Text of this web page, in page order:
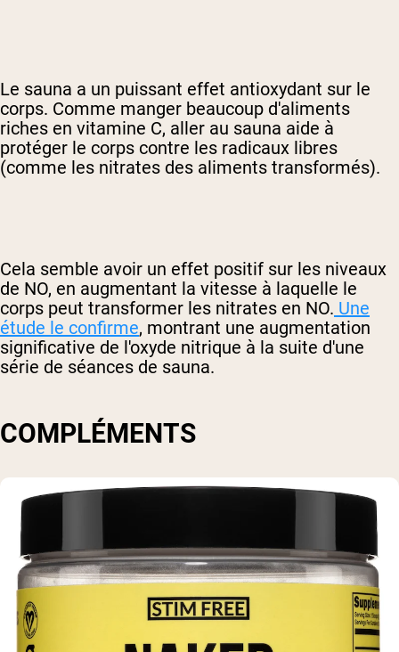
Le sauna a un puissant effet antioxydant sur le
corps. Comme manger beaucoup d'aliments
riches en vitamine C, aller au sauna aide à
protéger le corps contre les radicaux libres
(comme les nitrates des aliments transformés).
Cela semble avoir un effet positif sur les niveaux
de NO, en augmentant la vitesse à laquelle le
corps peut transformer les nitrates en NO. Une
étude le confirme, montrant une augmentation
significative de l'oxyde nitrique à la suite d'une
série de séances de sauna.
COMPLÉMENTS